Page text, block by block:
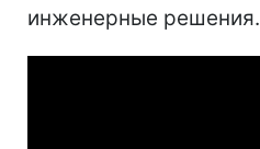
инженерные решения.